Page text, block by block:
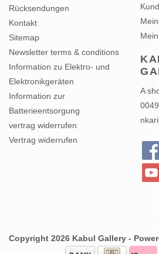
Rücksendungen
Kontakt
Sitemap
Newsletter terms & conditions
Information zu Elektro- und
Elektronikgeräten
Information zur
Batterieentsorgung
vertrag widerrufen
Vertrag widerrufen
A
Copyright 2026 Kabul Gallery -